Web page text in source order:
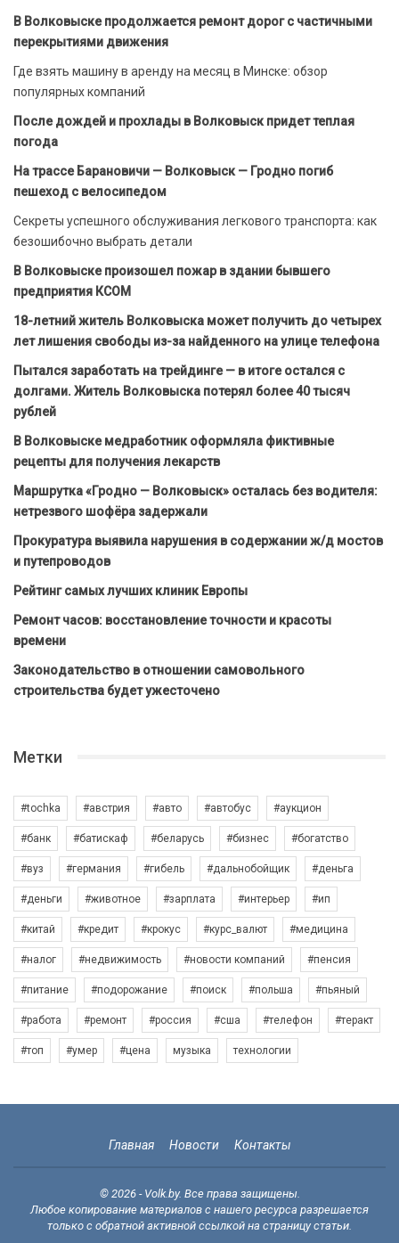
В Волковыске продолжается ремонт дорог с частичными
перекрытиями движения
Где взять машину в аренду на месяц в Минске: обзор
популярных компаний
После дождей и прохлады в Волковыск придет теплая
погода
На трассе Барановичи — Волковыск — Гродно погиб
пешеход с велосипедом
Секреты успешного обслуживания легкового транспорта: как
безошибочно выбрать детали
В Волковыске произошел пожар в здании бывшего
предприятия КСОМ
18-летний житель Волковыска может получить до четырех
лет лишения свободы из-за найденного на улице телефона
Пытался заработать на трейдинге — в итоге остался с
долгами. Житель Волковыска потерял более 40 тысяч
рублей
В Волковыске медработник оформляла фиктивные
рецепты для получения лекарств
Маршрутка «Гродно — Волковыск» осталась без водителя:
нетрезвого шофёра задержали
Прокуратура выявила нарушения в содержании ж/д мостов
и путепроводов
Рейтинг самых лучших клиник Европы
Ремонт часов: восстановление точности и красоты
времени
Законодательство в отношении самовольного
строительства будет ужесточено
Метки
#tochka #австрия #авто #автобус #аукцион
#банк #батискаф #беларусь #бизнес #богатство
#вуз #германия #гибель #дальнобойщик #деньга
#деньги #животное #зарплата #интерьер #ип
#китай #кредит #крокус #курс_валют #медицина
#налог #недвижимость #новости компаний #пенсия
#питание #подорожание #поиск #польша #пьяный
#работа #ремонт #россия #сша #телефон #теракт
#топ #умер #цена музыка технологии
Главная Новости Контакты
© 2026 - Volk.by. Все права защищены.
Любое копирование материалов с нашего ресурса разрешается
только с обратной активной ссылкой на страницу статьи.